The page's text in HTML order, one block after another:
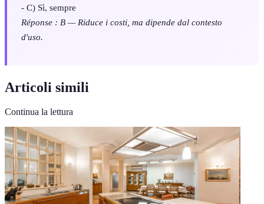
- C) Sì, sempre
Réponse : B — Riduce i costi, ma dipende dal contesto
d'uso.
Articoli simili
Continua la lettura